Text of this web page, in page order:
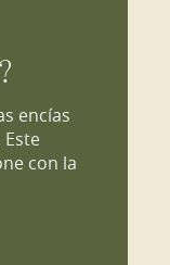
encías
con la